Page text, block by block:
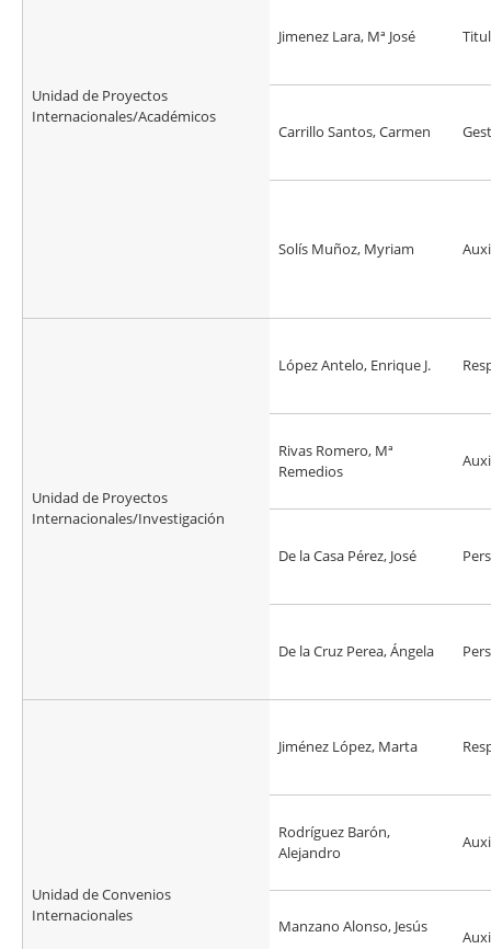
Unidad de Proyectos
Internacionales/Académicos
Jimenez Lara, Mª José
Carrillo Santos, Carmen
Solís Muñoz, Myriam
Unidad de Proyectos
Internacionales/Investigación
López Antelo, Enrique J.
Rivas Romero, Mª
Remedios
De la Casa Pérez, José
De la Cruz Perea, Ángela
Unidad de Convenios
Internacionales
Jiménez López, Marta
Rodríguez Barón,
Alejandro
Manzano Alonso, Jesús